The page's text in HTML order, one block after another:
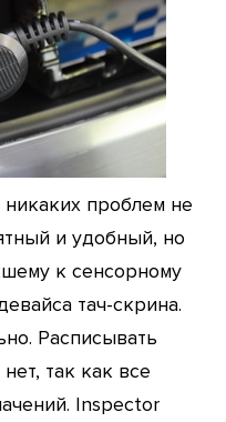
никаких проблем не
и удобный, но
к сенсорному
тач-скрина.
Расписывать
так как все
Inspector